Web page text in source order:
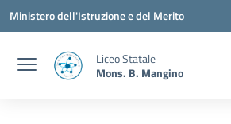
Vai ai contenuti
Vai al menu di navigazione
Vai al footer
Ministero dell'Istruzione e del Merito
Liceo Statale
Mons. B. Mangino